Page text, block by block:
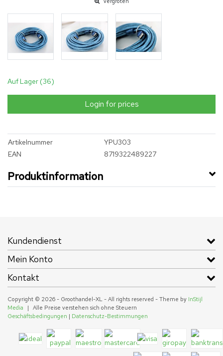
Auf Lager (36)
Login for prices
Artikelnummer
YPU303
EAN
8719322489227
Produktinformation
Kundendienst
Mein Konto
Kontakt
Copyright © 2026 - Groothandel-XL - All rights reserved - Theme by InStijl
Media
|
Alle Preise verstehen sich ohne Steuern
Geschäftsbedingungen | Datenschutz-Bestimmungen